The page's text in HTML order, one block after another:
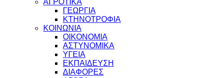
ΑΓΡΟΤΙΚΑ
ΓΕΩΡΓΙΑ
ΚΤΗΝΟΤΡΟΦΙΑ
ΚΟΙΝΩΝΙΑ
ΟΙΚΟΝΟΜΙΑ
ΑΣΤΥΝΟΜΙΚΑ
ΥΓΕΙΑ
ΕΚΠΑΙΔΕΥΣΗ
ΔΙΑΦΟΡΕΣ